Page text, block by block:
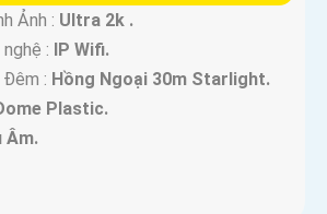
Ảnh : Ultra 2k .
:
IP Wifi.
Đêm : Hồng Ngoại 30m Starlight.
Plastic.
Âm.